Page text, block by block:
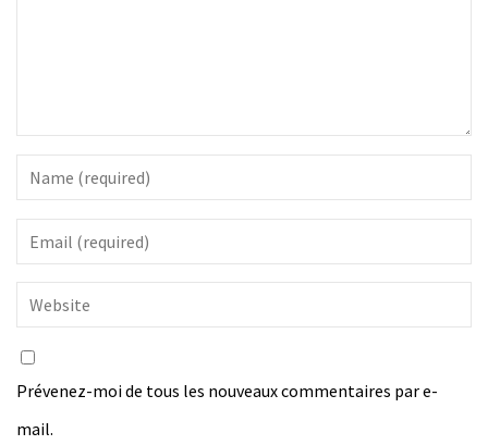
Prévenez-moi de tous les nouveaux commentaires par e-
mail.